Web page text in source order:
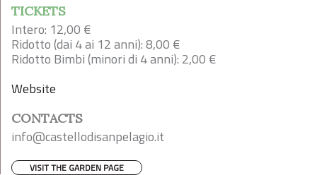
TICKETS
Intero: 12,00 €
Ridotto (dai 4 ai 12 anni): 8,00 €
Ridotto Bimbi (minori di 4 anni): 2,00 €
Website
CONTACTS
info@castellodisanpelagio.it
VISIT THE GARDEN PAGE